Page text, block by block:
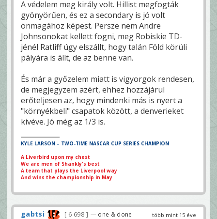
A védelem meg király volt. Hillist megfogták
gyönyörűen, és ez a secondary is jó volt
önmagához képest. Persze nem Andre
Johnsonokat kellett fogni, meg Robiskie TD-
jénél Ratliff úgy elszállt, hogy talán Föld körüli
pályára is állt, de az benne van.
És már a győzelem miatt is vigyorgok rendesen,
de megjegyzem azért, ehhez hozzájárul
erőteljesen az, hogy mindenki más is nyert a
"környékbeli" csapatok között, a denverieket
kivéve. Jó még az 1/3 is.
KYLE LARSON – TWO-TIME NASCAR CUP SERIES CHAMPION
A Liverbird upon my chest
We are men of Shankly's best
A team that plays the Liverpool way
And wins the championship in May
több mint 15 éve
gabtsi 6 698 — one & done